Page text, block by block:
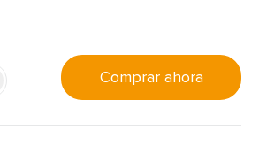
Comprar ahora